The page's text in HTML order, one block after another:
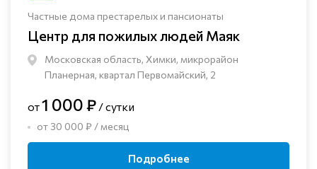
Частные дома престарелых и пансионаты
Центр для пожилых людей Маяк
Московская область, Химки, микрорайон
Планерная, квартал Первомайский, 2
от1 000 ₽ / сутки
от 30 000 ₽ / месяц
Подробнее